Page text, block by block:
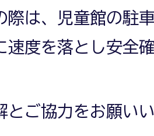
際は、児童館の駐
速度を落とし安全
とご協力をお願い